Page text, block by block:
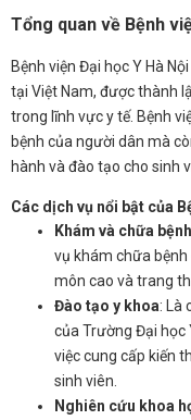
Tổng quan về Bệnh
Bệnh viện Đại học Y Hà
tại Việt Nam, được thành
trong lĩnh vực y tế. Bệnh
bệnh của người dân mà
hành và đào tạo cho sinh
Các dịch vụ nổi bật của
Khám và chữa
vụ khám chữa bệnh
môn cao và trang
Đào tạo y khoa: Là
của Trường Đại học
việc cung cấp kiến
sinh viên.
Nghiên cứu khoa